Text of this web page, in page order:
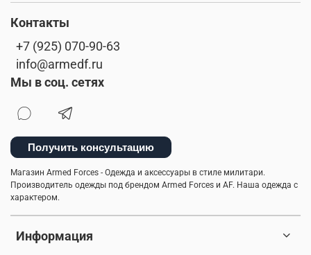
Информация
Контакты
+7 (925) 070-90-63
info@armedf.ru
Мы в соц. сетях
Получить консультацию
Магазин Armed Forces - Одежда и аксессуары в стиле милитари.
Производитель одежды под брендом Armed Forces и AF. Наша одежда с
характером.